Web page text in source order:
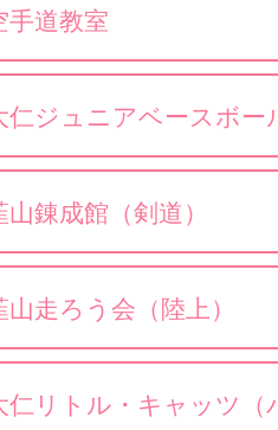
手道教室
仁ジュニアベースボ
錬成館（剣道）
走ろう会（陸上）
仁リトル・キャッツ（